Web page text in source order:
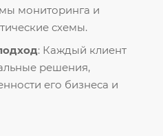
мониторинга и
схемы.
: Каждый клиент
решения,
его бизнеса и